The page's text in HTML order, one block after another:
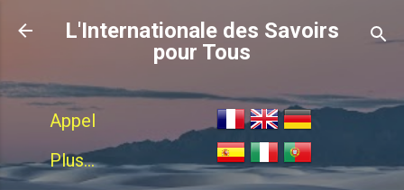
Accéder au contenu principal
L'Internationale des Savoirs
pour Tous
Appel
Plus...